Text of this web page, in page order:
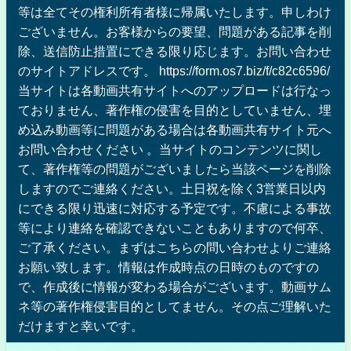
等は全てその権利所有者様に帰属いたします。申しわけ
ございません。お客様からの要望、問題がある記事を削
除、送信防止措置にできる限り応じます。お問い合わせ
のサイトアドレスです。 https://form.os7.biz/f/c82c6596/
当サイトは各動画共有サイトへのアップロードは行なっ
ておりません、著作権の侵害を目的としていません、埋
め込み動画等に問題がある場合は各動画共有サイト元へ
お問い合わせください 。当サイトのコンテンツに関し
て、著作権等の問題がございましたら当該ページを削除
しますのでご連絡ください。土日祝を除く3営業日以内
にできる限り迅速に対応する予定です。不慮による事故
等により連絡を確認できないこともありますので何卒、
ご了承ください。まずはこちらの問い合わせよりご連絡
お願い致します。情報は作成時点の日時のものですの
で、作成後に情報が変わる場合がございます。動画サム
ネ等の著作権侵害目的としてません。その点ご理解いた
だけますと幸いです。